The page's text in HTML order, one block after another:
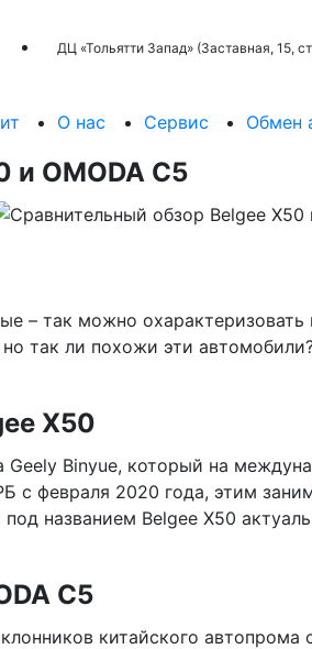
ДЦ «Тольятти Запад» (Заставная, 15,
О наc Сервис Обмен
и OMODA C5
– так можно
так ли похожи эти
X50
Geely Binyue, который на
с февраля 2020 года, этим
названием Belgee X50
C5
китайского